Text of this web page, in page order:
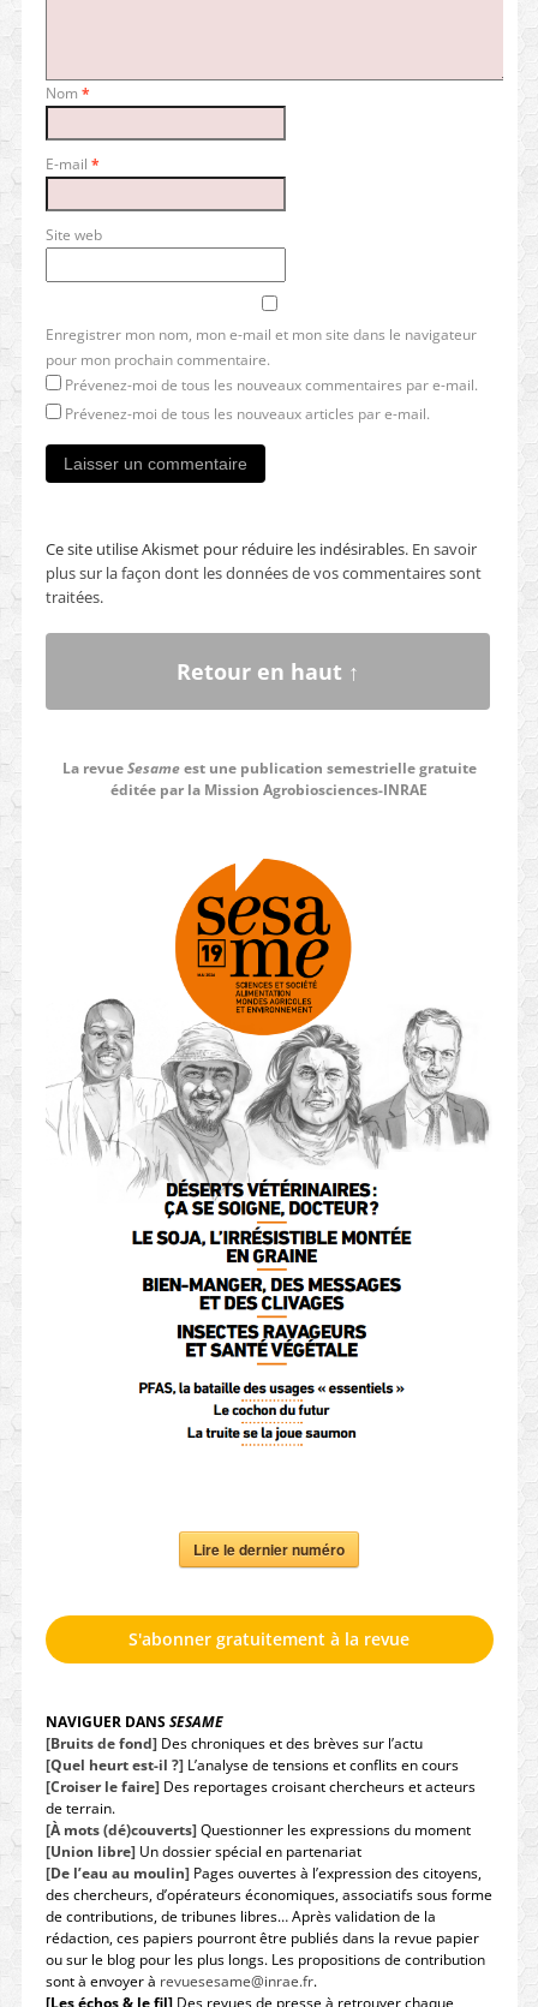
Nom *
E-mail *
Site web
Enregistrer mon nom, mon e-mail et mon site dans le navigateur
pour mon prochain commentaire.
Prévenez-moi de tous les nouveaux commentaires par e-mail.
Prévenez-moi de tous les nouveaux articles par e-mail.
Ce site utilise Akismet pour réduire les indésirables. En savoir
plus sur la façon dont les données de vos commentaires sont
traitées.
Retour en haut ↑
La revueSesameest une publication semestrielle gratuite
éditée par la Mission Agrobiosciences-INRAE
Lire le dernier numéro
S'abonner gratuitement à la revue
NAVIGUER DANSSESAME
[Bruits de fond]Des chroniques et des brèves sur l’actu
[Quel heurt est-il ?]L’analyse de tensions et conflits en cours
[Croiser le faire]Des reportages croisant chercheurs et acteurs
de terrain.
[À mots (dé)couverts]Questionner les expressions du moment
[Union libre]Un dossier spécial en partenariat
[De l’eau au moulin]Pages ouvertes à l’expression des citoyens,
des chercheurs, d’opérateurs économiques, associatifs sous forme
de contributions, de tribunes libres… Après validation de la
rédaction, ces papiers pourront être publiés dans la revue papier
ou sur le blog pour les plus longs. Les propositions de contribution
sont à envoyer à revuesesame@inrae.fr.
[Les échos & le fil]Des revues de presse à retrouver chaque